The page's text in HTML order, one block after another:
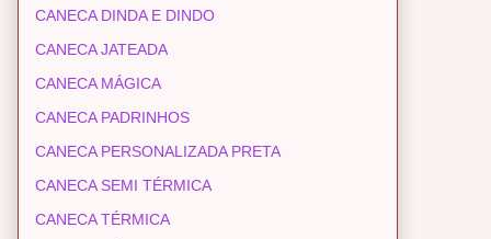
CANECA DINDA E DINDO
CANECA JATEADA
CANECA MÁGICA
CANECA PADRINHOS
CANECA PERSONALIZADA PRETA
CANECA SEMI TÉRMICA
CANECA TÉRMICA